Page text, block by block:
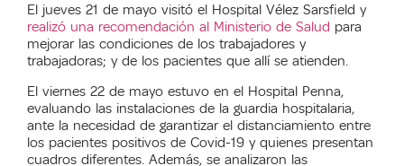
El jueves 21 de mayo visitó el Hospital Vélez Sarsfield y
realizó una recomendación al Ministerio de Salud para
mejorar las condiciones de los trabajadores y
trabajadoras; y de los pacientes que allí se atienden.
El viernes 22 de mayo estuvo en el Hospital Penna,
evaluando las instalaciones de la guardia hospitalaria,
ante la necesidad de garantizar el distanciamiento entre
los pacientes positivos de Covid-19 y quienes presentan
cuadros diferentes. Además, se analizaron las